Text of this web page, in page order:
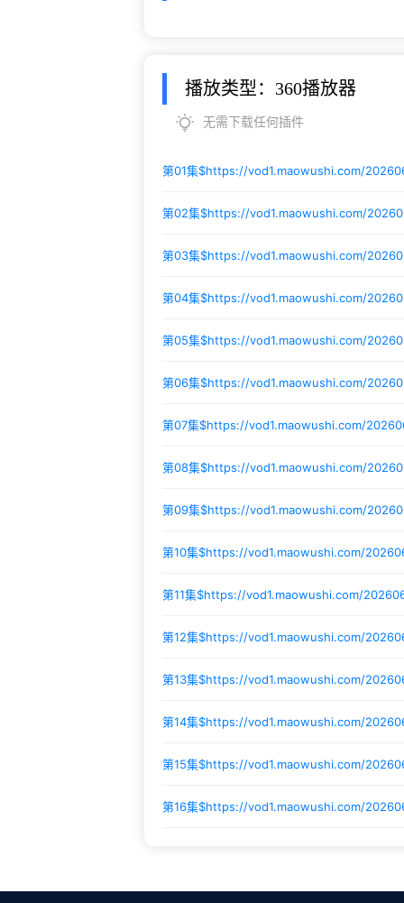
播放类型：360播放器
无需下载任何插件
第01集$https://vod1.maowushi.com/
第02集$https://vod1.maowushi.com/
第03集$https://vod1.maowushi.com/
第04集$https://vod1.maowushi.com/
第05集$https://vod1.maowushi.com/
第06集$https://vod1.maowushi.com/
第07集$https://vod1.maowushi.com/
第08集$https://vod1.maowushi.com/
第09集$https://vod1.maowushi.com/
第10集$https://vod1.maowushi.com/
第11集$https://vod1.maowushi.com/
第12集$https://vod1.maowushi.com/
第13集$https://vod1.maowushi.com/
第14集$https://vod1.maowushi.com/
第15集$https://vod1.maowushi.com/
第16集$https://vod1.maowushi.com/